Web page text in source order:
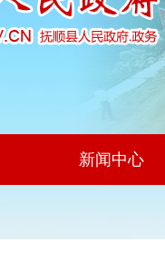
新闻中心